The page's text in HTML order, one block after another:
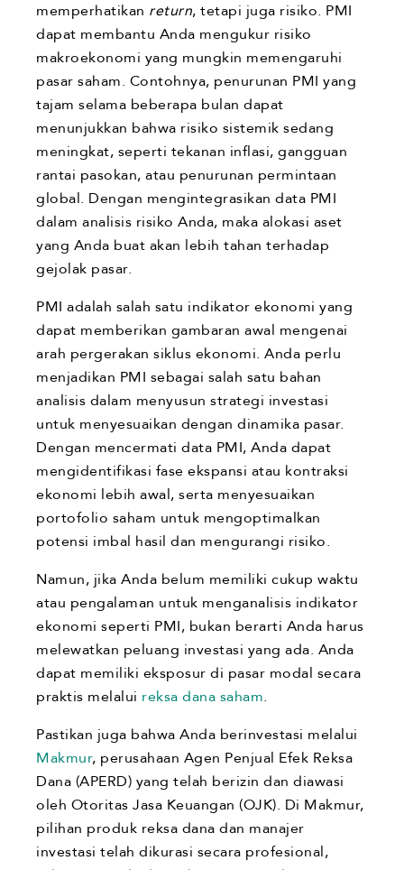
memperhatikan return, tetapi juga risiko. PMI
dapat membantu Anda mengukur risiko
makroekonomi yang mungkin memengaruhi
pasar saham. Contohnya, penurunan PMI yang
tajam selama beberapa bulan dapat
menunjukkan bahwa risiko sistemik sedang
meningkat, seperti tekanan inflasi, gangguan
rantai pasokan, atau penurunan permintaan
global. Dengan mengintegrasikan data PMI
dalam analisis risiko Anda, maka alokasi aset
yang Anda buat akan lebih tahan terhadap
gejolak pasar.
PMI adalah salah satu indikator ekonomi yang
dapat memberikan gambaran awal mengenai
arah pergerakan siklus ekonomi. Anda perlu
menjadikan PMI sebagai salah satu bahan
analisis dalam menyusun strategi investasi
untuk menyesuaikan dengan dinamika pasar.
Dengan mencermati data PMI, Anda dapat
mengidentifikasi fase ekspansi atau kontraksi
ekonomi lebih awal, serta menyesuaikan
portofolio saham untuk mengoptimalkan
potensi imbal hasil dan mengurangi risiko.
Namun, jika Anda belum memiliki cukup waktu
atau pengalaman untuk menganalisis indikator
ekonomi seperti PMI, bukan berarti Anda harus
melewatkan peluang investasi yang ada. Anda
dapat memiliki eksposur di pasar modal secara
praktis melalui reksa dana saham.
Pastikan juga bahwa Anda berinvestasi melalui
Makmur, perusahaan Agen Penjual Efek Reksa
Dana (APERD) yang telah berizin dan diawasi
oleh Otoritas Jasa Keuangan (OJK). Di Makmur,
pilihan produk reksa dana dan manajer
investasi telah dikurasi secara profesional,